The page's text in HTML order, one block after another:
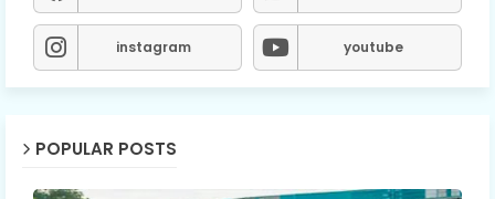
instagram youtube
POPULAR POSTS